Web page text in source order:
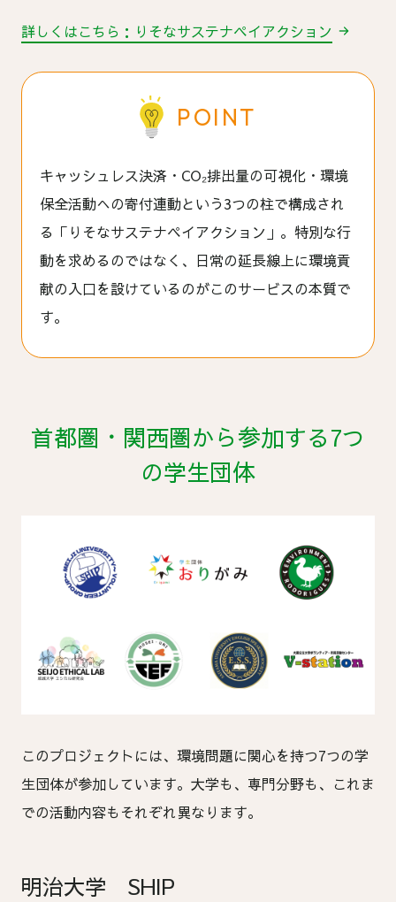
詳しくはこちら：りそなサステナペイアクション
POINT
キャッシュレス決済・CO₂排出量の可視化・環境
保全活動への寄付連動という3つの柱で構成され
る「りそなサステナペイアクション」。特別な行
動を求めるのではなく、日常の延長線上に環境貢
献の入口を設けているのがこのサービスの本質で
す。
首都圏・関西圏から参加する7つ
の学生団体
このプロジェクトには、環境問題に関心を持つ7つの学
生団体が参加しています。大学も、専門分野も、これま
での活動内容もそれぞれ異なります。
明治大学 SHIP